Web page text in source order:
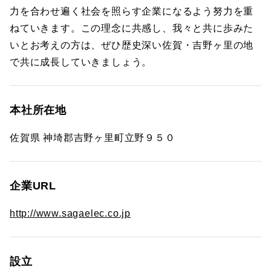
力を合わせ遍く社会を照らす企業になるよう努力を重
ねていきます。この理念に共感し、我々と共に歩みた
いとお考えの方は、ぜひ歴史深い佐賀・吉野ヶ里の地
で共に成長していきましょう。
本社所在地
佐賀県 神埼郡吉野ヶ里町立野９５０
企業URL
http://www.sagaelec.co.jp
設立